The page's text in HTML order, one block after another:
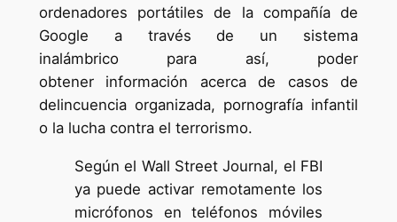
ordenadores portátiles de la compañía de
Google a través de un sistema
inalámbrico para así, poder
obtener información acerca de casos de
delincuencia organizada, pornografía infantil
o la lucha contra el terrorismo.
Según el Wall Street Journal, el FBI
ya puede activar remotamente los
micrófonos en teléfonos móviles